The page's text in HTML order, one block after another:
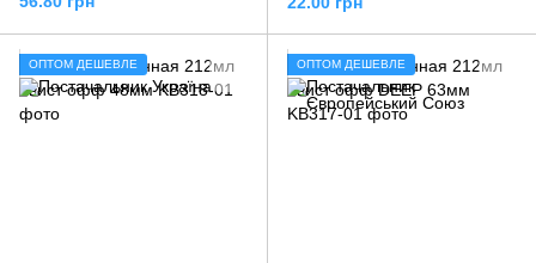
ОПТОМ ДЕШЕВЛЕ ОПТОМ ДЕШЕВЛЕ